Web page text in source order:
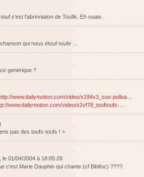
c'est l'abréviation de Toufik. Eh ouais.
qui nous étouf-toufe …
generique ?
www.dailymotion.com/video/x194x3_sos-pollua…
www.dailymotion.com/video/x2vf78_touftoufs-…
pas des toufs-toufs ! >
le 01/04/2004 à 18:05:28
c'est Marie Dauphin qui chante (cf Bibifoc) ????